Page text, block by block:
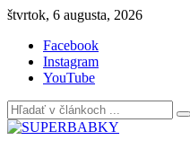
Skip
content
štvrtok, 6 augusta, 2026
Facebook
Instagram
YouTube